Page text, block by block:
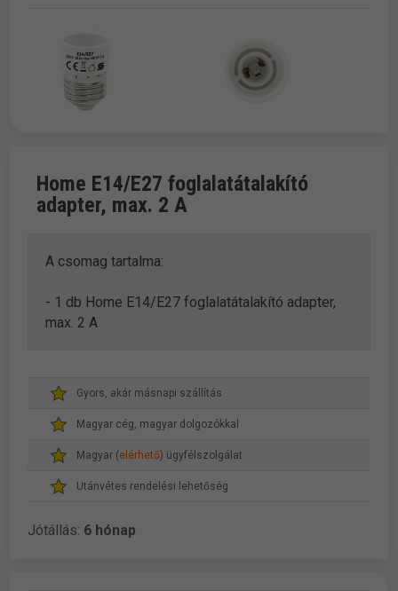
Home E14/E27 foglalatátalakító
adapter, max. 2 A
A csomag tartalma:
- 1 db Home E14/E27 foglalatátalakító adapter,
max. 2 A
Gyors, akár másnapi szállítás
Magyar cég, magyar dolgozókkal
Magyar (elérhető) ügyfélszolgálat
Utánvétes rendelési lehetőség
Jótállás: 6 hónap